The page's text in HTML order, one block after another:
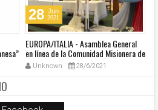
28 Jun
2021
EUROPA/ITALIA - Asamblea General
en línea de la Comunidad Misionera de
Villaregia
Unknown 28/6/2021